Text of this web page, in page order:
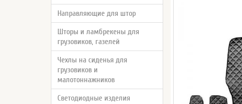
Направляющие для штор
Шторы и ламбрекены для
грузовиков, газелей
Чехлы на сиденья для
грузовиков и
малотоннажников
Светодиодные изделия